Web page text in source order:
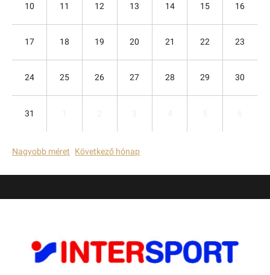
10 11 12 13 14 15 16
17 18 19 20 21 22 23
24 25 26 27 28 29 30
31
Nagyobb méret Következő hónap